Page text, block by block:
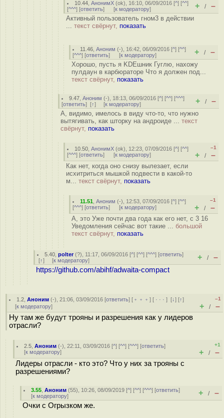
10.44 ,АнонимХ (ok), 16:10, 06/09/2016 [^] [^^]
[^^^] [ответить] [к модератору] + / –
Активный пользователь гном3 в действии
... текст свёрнут, показать
11.46 ,Аноним (-), 16:42, 06/09/2016 [^] [^^]
[^^^] [ответить] [к модератору] + / –
Хорошо, пусть я KDEшник Гуглю, нахожу
пулдаун в карбюраторе Что я должен под...
текст свёрнут, показать
9.47 ,Аноним (-), 18:13, 06/09/2016 [^] [^^] [^^^]
[ответить] [↑] [к модератору] + / –
А, видимо, имелось в виду что-то, что нужно
вытягивать, как шторку на андроиде ... текст
свёрнут, показать
10.50 ,АнонимХ (ok), 12:23, 07/09/2016 [^] [^^]
[^^^] [ответить] [к модератору]
–1
+ / –
Как нет, когда оно снизу вылезает, если
исхитриться мышкой подвести в какой-то
м... текст свёрнут, показать
11.51 ,Аноним (-), 12:53, 07/09/2016 [^] [^^]
[^^^] [ответить] [к модератору]
–1
+ / –
А, это Уже почти два года как его нет, с 3 16
Уведомления сейчас вот такие ... большой
текст свёрнут, показать
5.40 ,polter(?), 11:17, 06/09/2016 [^] [^^] [^^^] [ответить]
[↑] [к модератору] + / –
https://github.com/abihf/adwaita-compact
1.2 ,Аноним (-), 21:06, 03/09/2016 [ответить] [ ﹢﹢﹢] [ · · ·][↓] [↑]
[к модератору]
–1
+ / –
Ну там же будут трояны и разрешения как у лидеров
отрасли?
2.5 ,Аноним (-), 22:11, 03/09/2016 [^] [^^] [^^^] [ответить]
[к модератору]
+1
+ / –
Лидеры отрасли - кто это? Что у них за трояны с
разрешениями?
3.55 ,Аноним (55), 10:26, 08/09/2019 [^] [^^] [^^^] [ответить]
[к модератору] + / –
Очки с Огрызком же.